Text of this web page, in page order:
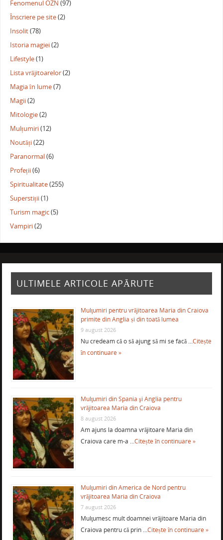
Fenomenul OZN (97)
Înscriere pe site(2)
Insolit(78)
Istoria magiei(2)
Lifestyle(1)
Lista vrăjitoarelor(2)
Magia în lume(7)
Magii(2)
Mitologie(2)
Mulțumiri(12)
Noutăți(22)
Paranormal(6)
Profeții(6)
Spiritualitate(255)
Superstiții(1)
Turism magic(5)
Vampiri(2)
ULTIMELE ARTICOLE APĂRUTE
Mulţumiri pentru vrăjitoarea Maria din Craiova
primite din Anglia și din toată lumea
9 august 2026
Nu credeam că o să ajung să mi se facă …Citește
în continuare »
Mulţumiri din Spania şi Anglia pentru
vrăjitoarea Maria din Craiova
8 august 2026
Am ajuns la doamna vrăjitoare Maria din
Craiova care m-a …Citește în continuare »
Mulţumiri din America de Nord pentru
vrăjitoarea Maria din Craiova
7 august 2026
Mulţumesc mult doamnei vrăjitoare Maria din
Craiova pentru că prin …Citește în continuare »